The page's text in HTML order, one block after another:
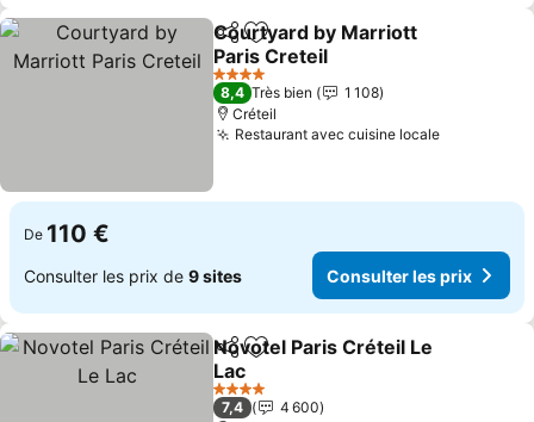
PartagerAjouter à mes favoris
Courtyard by Marriott
Paris Creteil
4 Étoiles
8,4 Très bien
1 108
Créteil
Restaurant avec cuisine locale
De 110 €
Consulter les prix de 9 sites Consulter les prix
PartagerAjouter à mes favoris
Novotel Paris Créteil Le
Lac
4 Étoiles
7,4
4 600